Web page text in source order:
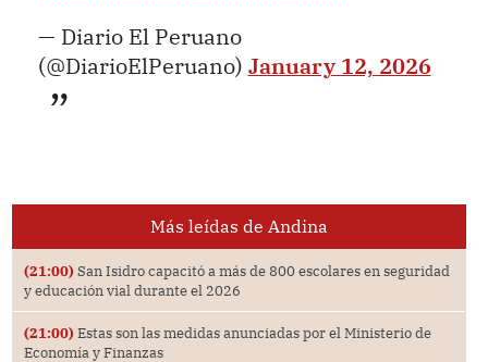
— Diario El Peruano
(@DiarioElPeruano) January 12, 2026
Más leídas de Andina
(21:00) San Isidro capacitó a más de 800 escolares en seguridad
y educación vial durante el 2026
(21:00) Estas son las medidas anunciadas por el Ministerio de
Economía y Finanzas